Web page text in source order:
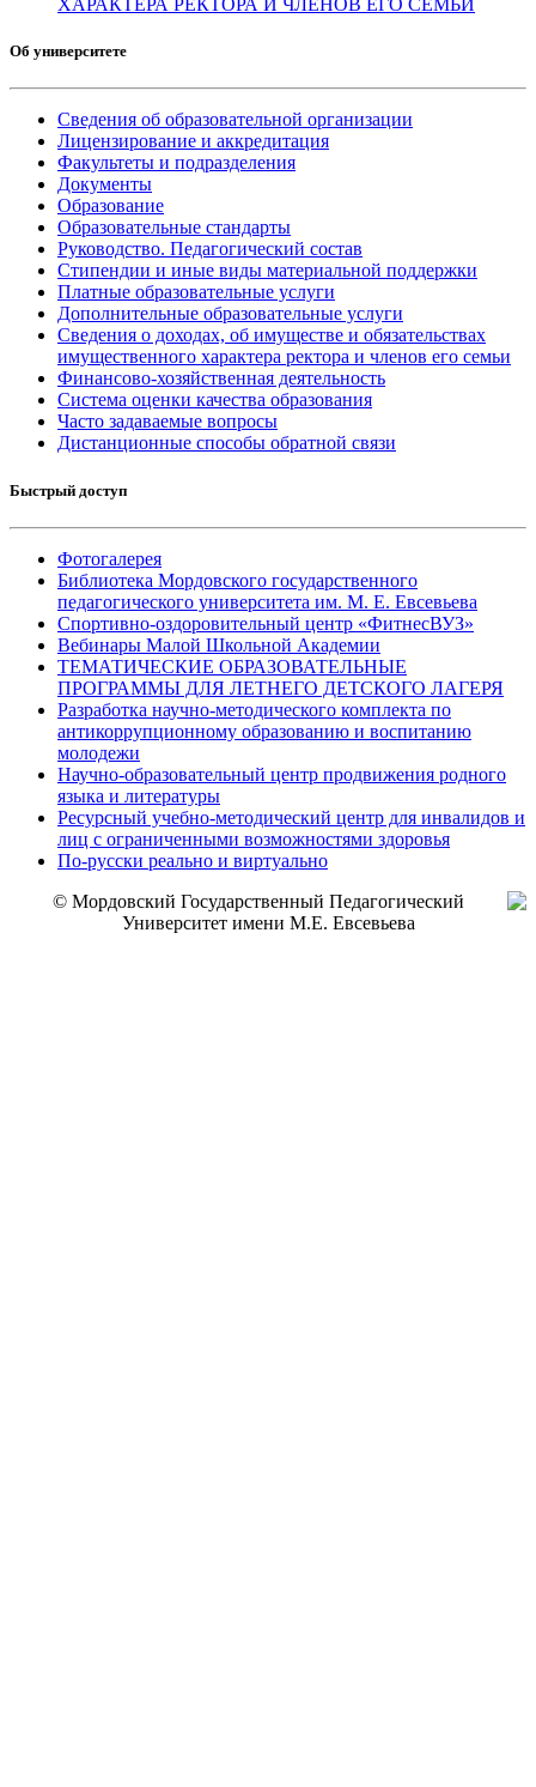
ХАРАКТЕРА РЕКТОРА И ЧЛЕНОВ ЕГО СЕМЬИ
Об университете
Сведения об образовательной организации
Лицензирование и аккредитация
Факультеты и подразделения
Документы
Образование
Образовательные стандарты
Руководство. Педагогический состав
Стипендии и иные виды материальной поддержки
Платные образовательные услуги
Дополнительные образовательные услуги
Сведения о доходах, об имуществе и обязательствах
имущественного характера ректора и членов его семьи
Финансово-хозяйственная деятельность
Система оценки качества образования
Часто задаваемые вопросы
Дистанционные способы обратной связи
Быстрый доступ
Фотогалерея
Библиотека Мордовского государственного
педагогического университета им. М. Е. Евсевьева
Спортивно-оздоровительный центр «ФитнесВУЗ»
Вебинары Малой Школьной Академии
ТЕМАТИЧЕСКИЕ ОБРАЗОВАТЕЛЬНЫЕ
ПРОГРАММЫ ДЛЯ ЛЕТНЕГО ДЕТСКОГО ЛАГЕРЯ
Разработка научно-методического комплекта по
антикоррупционному образованию и воспитанию
молодежи
Научно-образовательный центр продвижения родного
языка и литературы
Ресурсный учебно-методический центр для инвалидов и
лиц с ограниченными возможностями здоровья
По-русски реально и виртуально
© Мордовский Государственный Педагогический
Университет имени М.Е. Евсевьева